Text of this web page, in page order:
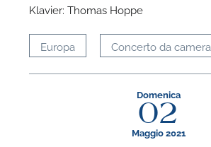
Klavier: Thomas Hoppe
Europa Concerto da camera
Domenica
02
Maggio 2021